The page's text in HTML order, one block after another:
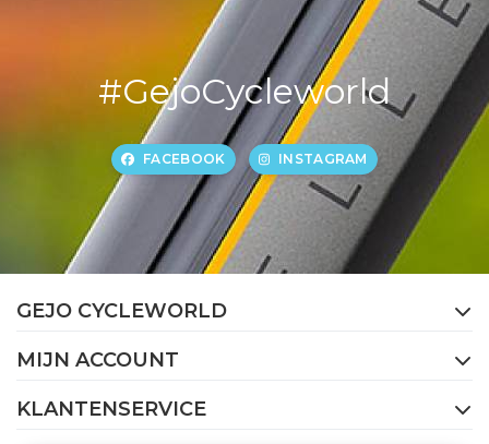
#GejoCycleworld
FACEBOOK INSTAGRAM
GEJO CYCLEWORLD
MIJN ACCOUNT
KLANTENSERVICE